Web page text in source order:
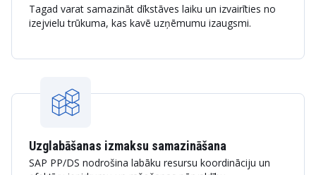
Tagad varat samazināt dīkstāves laiku un izvairīties no
izejvielu trūkuma, kas kavē uzņēmumu izaugsmi.
Uzglabāšanas izmaksu samazināšana
SAP PP/DS nodrošina labāku resursu koordināciju un